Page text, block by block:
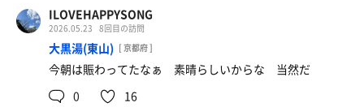
ILOVEHAPPYSONG
2026.05.23 8回目の訪問
大黒湯(東山) [ 京都府 ]
今朝は賑わってたなぁ 素晴らしいからな 当然だ
0
16